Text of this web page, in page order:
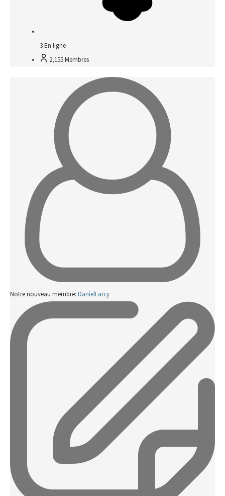
3En ligne
2,155Membres
Notre nouveau membre: DanielLarcy